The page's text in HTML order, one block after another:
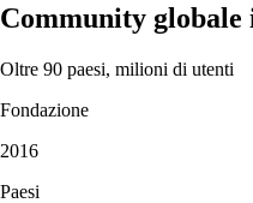
Community globale
Oltre 90 paesi, milioni di utenti
Fondazione
2016
Paesi